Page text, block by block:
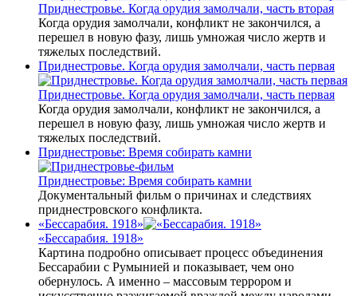
Приднестровье. Когда орудия замолчали, часть вторая
Когда орудия замолчали, конфликт не закончился, а
перешел в новую фазу, лишь умножая число жертв и
тяжелых последствий.
Приднестровье. Когда орудия замолчали, часть первая
Приднестровье. Когда орудия замолчали, часть первая
Когда орудия замолчали, конфликт не закончился, а
перешел в новую фазу, лишь умножая число жертв и
тяжелых последствий.
Приднестровье: Время собирать камни
Приднестровье: Время собирать камни
Документальный фильм о причинах и следствиях
приднестровского конфликта.
«Бессарабия. 1918»
«Бессарабия. 1918»
Картина подробно описывает процесс объединения
Бессарабии с Румынией и показывает, чем оно
обернулось. А именно – массовым террором и